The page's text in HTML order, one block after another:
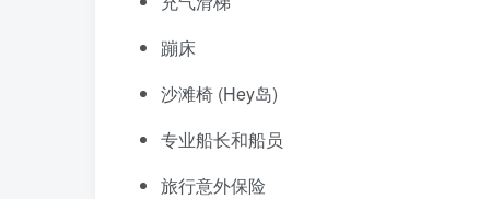
蹦床
沙滩椅 (Hey岛)
专业船长和船员
旅行意外保险